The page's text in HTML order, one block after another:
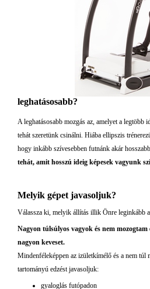
leghatásosabb?
A leghatásosabb mozgás az, amelyet a legtöbb
tehát szeretünk csinálni. Hiába ellipszis
hogy inkább szívesebben futnánk akár
tehát, amit hosszú ideig képesek vagyunk
Melyik gépet javasoljuk?
Válassza ki, melyik állítás illik Önre leginkább
Nagyon túlsúlyos vagyok és nem
nagyon keveset.
Mindenféleképpen az izületkímélő és a nem túl
tartományú edzést javasoljuk:
gyaloglás futópadon